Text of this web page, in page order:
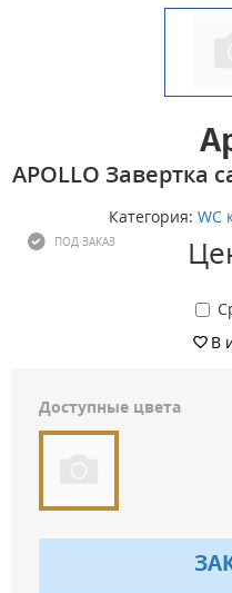
APOLLO Завертка
Категория: WC
ПОД ЗАКАЗ
В
Доступные цвета